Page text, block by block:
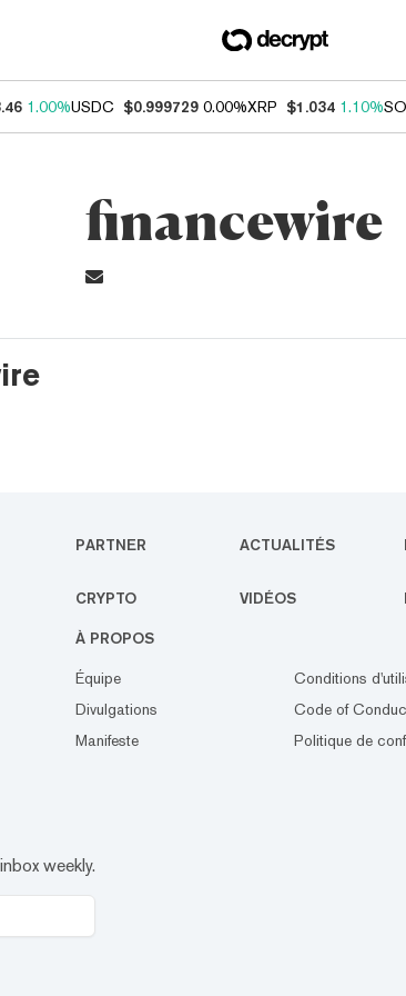
1.00%USDC $0.999729 0.00%XRP $1.034 1.10%
financewire
PARTNER ACTUALITÉS
CRYPTO VIDÉOS
À PROPOS
Équipe
Divulgations
Manifeste
Conditions
Code of
Politique de
weekly.